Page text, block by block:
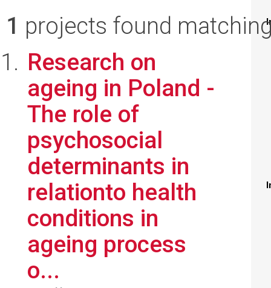
1 projects found
Research on
ageing in Poland -
The role of
psychosocial
determinants in
relationto health
conditions in
ageing process
o...